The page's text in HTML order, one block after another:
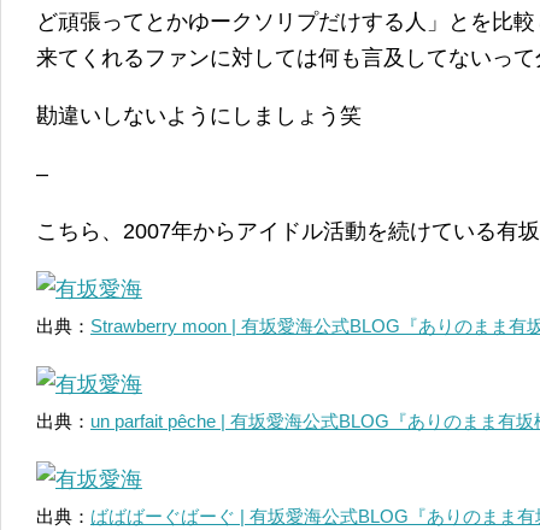
ど頑張ってとかゆークソリプだけする人」とを比
来てくれるファンに対しては何も言及してないっ
勘違いしないようにしましょう笑
–
こちら、2007年からアイドル活動を続けている有
出典： Strawberry moon | 有坂愛海公式BLOG『ありのまま有
出典： un parfait pêche | 有坂愛海公式BLOG『ありのまま有坂
出典： ばばばーぐばーぐ | 有坂愛海公式BLOG『ありのまま有